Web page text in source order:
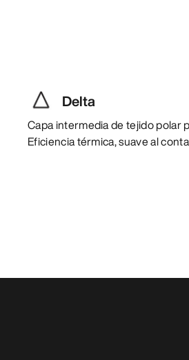
Delta
Capa intermedia de tejido polar
Eficiencia térmica, suave al